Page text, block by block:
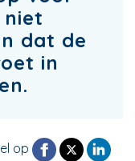
dat de
in
op